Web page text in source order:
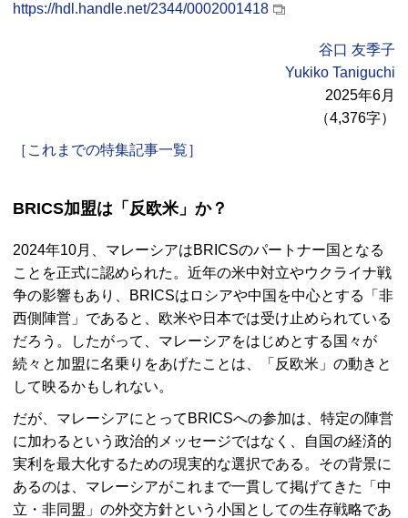
https://hdl.handle.net/2344/0002001418
谷口 友季子
Yukiko Taniguchi
2025年6月
（4,376字）
［これまでの特集記事一覧］
BRICS加盟は「反欧米」か？
2024年10月、マレーシアはBRICSのパートナー国となる
ことを正式に認められた。近年の米中対立やウクライナ戦
争の影響もあり、
BRICSはロシアや中国を中心とする「非
西側陣営」であると、欧米や日本では受け止められている
だろう。したがって、マレーシアをはじめとする国々が
続々と加盟に名乗りをあげたことは、「反欧米」の動きと
して映るかもしれない。
だが、マレーシアにとって BRICSへの参加は、特定の陣営
に加わるという政治的メッセージではなく、自国の経済的
実利を最大化するための現実的な選択である。その背景に
あるのは、マレーシアがこれまで一貫して掲げてきた「中
立・非同盟」の外交方針という小国としての生存戦略であ